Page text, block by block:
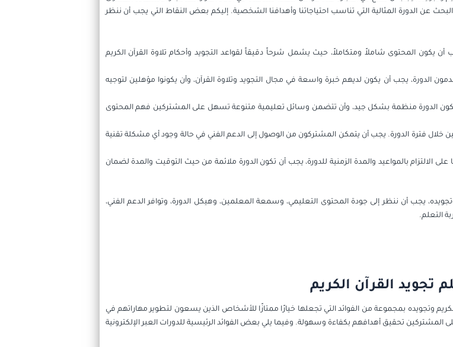
عن الدورة المثالية التي تناسب احتياجاتنا وأهدافنا الشخصية. إليكم بعض النقاط التي يجب أن ننظر
يكون المحتوى شاملاً ومتكاملاً، حيث يشمل شرحاً دقيقاً لقواعد التجويد وأحكام تلاوة القرآن الكريم
الدورة، يجب أن يكون لديهم خبرة واسعة في مجال التجويد وتلاوة القرآن، وأن يكونوا مؤهلين لتوجيه
تكون الدورة منظمة بشكل جيد، وأن تتضمن وسائل تعليمية متنوعة تسهل على المشتركين فهم المحتوى
خلال فترة الدورة. يجب أن يتمكن المشتركون من الوصول إلى الدعم الفني في حالة وجود أي مشكلة تقنية
الالتزام بالمواعيد والمدة الزمنية للدورة، يجب أن تكون الدورة ملائمة من حيث التوقيت والمدة لضمان
يجب أن ننظر إلى جودة المحتوى التعليمي، وسمعة المعلمين، وهيكل الدورة، وتوافر الدعم الفني،
التعلم.
تجويد القرآن الكريم
الكريم وتجويده بمجموعة من الفوائد التي تجعلها خيارًا ممتازًا للأشخاص الذين يسعون لتطوير مهاراتهم في
تحقيق أهدافهم بكفاءة وسهولة. وفيما يلي بعض الفوائد الرئيسية للدورات العبر الإلكترونية